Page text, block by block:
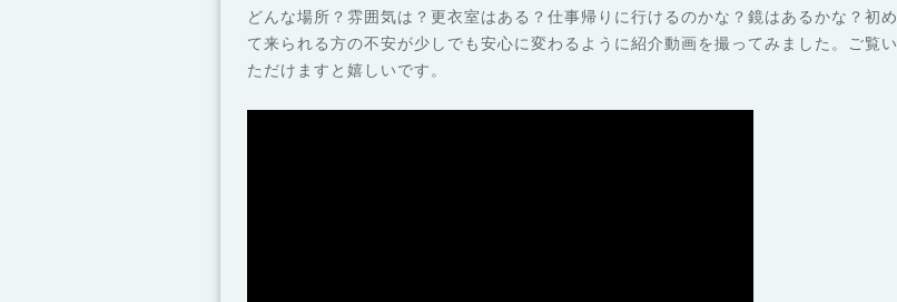
どんな場所？雰囲気は？更衣室はある？仕事帰りに行けるのかな？鏡はあるかな？初め
て来られる方の不安が少しでも安心に変わるように紹介動画を撮ってみました。ご覧い
ただけますと嬉しいです。